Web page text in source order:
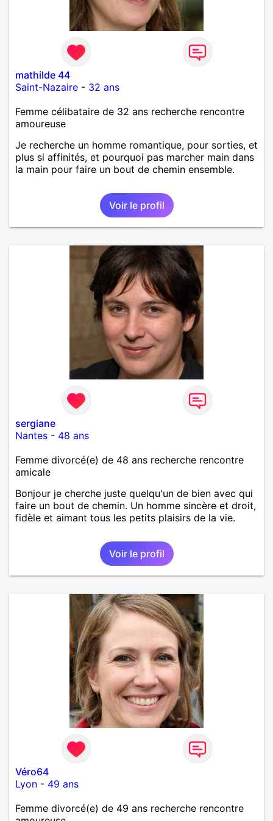
mathilde 44
Saint-Nazaire - 32 ans
Femme célibataire de 32 ans recherche rencontre
amoureuse
Je recherche un homme romantique, pour sorties, et
plus si affinités, et pourquoi pas marcher main dans
la main pour faire un bout de chemin ensemble.
Voir le profil
sergiane
Nantes - 48 ans
Femme divorcé(e) de 48 ans recherche rencontre
amicale
Bonjour je cherche juste quelqu'un de bien avec qui
faire un bout de chemin. Un homme sincère et droit,
fidèle et aimant tous les petits plaisirs de la vie.
Voir le profil
Véro64
Lyon - 49 ans
Femme divorcé(e) de 49 ans recherche rencontre